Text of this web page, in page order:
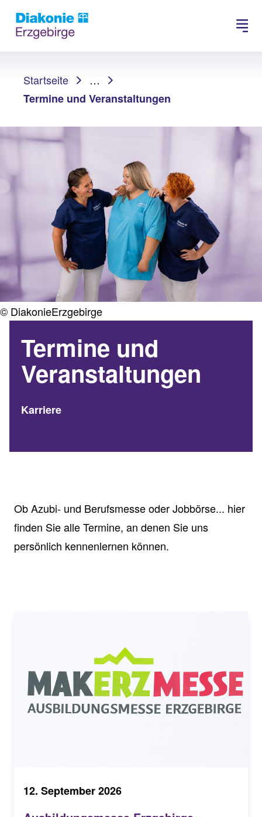
Suchen
Startseite
…
Termine und Veranstaltungen
© DiakonieErzgebirge
Termine und
Veranstaltungen
Karriere
Ob Azubi- und Berufsmesse oder Jobbörse... hier
finden Sie alle Termine, an denen Sie uns
persönlich kennenlernen können.
12. September 2026